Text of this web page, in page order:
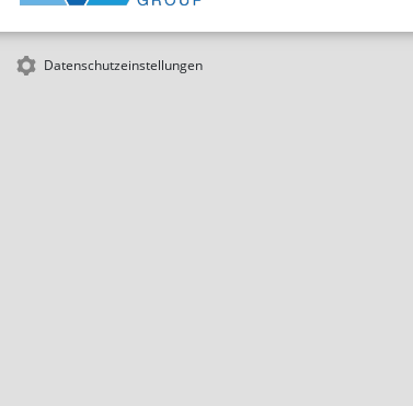
Datenschutzeinstellungen